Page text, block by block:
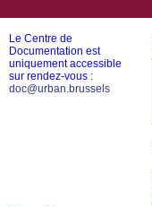
Le Centre de
Documentation est
uniquement accessible
sur rendez-vous :
doc@urban.brussels